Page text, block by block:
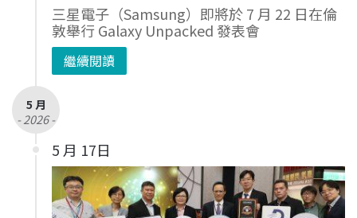
三星電子（Samsung）即將於 7 月 22 日在倫
敦舉行 Galaxy Unpacked 發表會
繼續閱讀
5 月
- 2026 -
5 月 17日